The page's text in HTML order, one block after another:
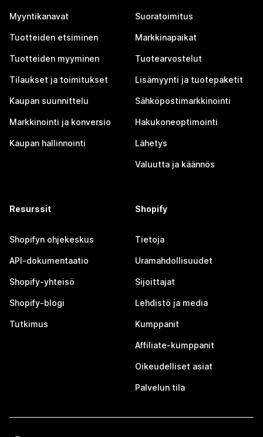
Myyntikanavat
Tuotteiden etsiminen
Tuotteiden myyminen
Tilaukset ja toimitukset
Kaupan suunnittelu
Markkinointi ja konversio
Kaupan hallinnointi
Suoratoimitus
Markkinapaikat
Tuotearvostelut
Lisämyynti ja tuotepaketit
Sähköpostimarkkinointi
Hakukoneoptimointi
Lähetys
Valuutta ja käännös
Resurssit
Shopifyn ohjekeskus
API-dokumentaatio
Shopify-yhteisö
Shopify-blogi
Tutkimus
Shopify
Tietoja
Uramahdollisuudet
Sijoittajat
Lehdistö ja media
Kumppanit
Affiliate-kumppanit
Oikeudelliset asiat
Palvelun tila